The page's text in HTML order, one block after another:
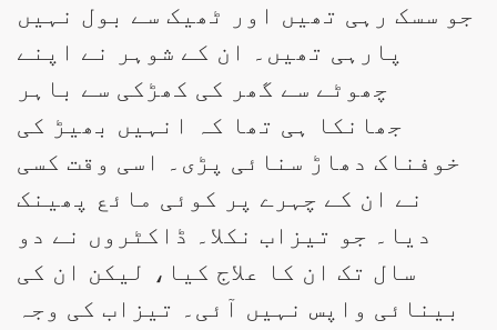
جو سسک رہی تھیں اور ٹھیک سے بول نہیں
پارہی تھیں۔ ان کے شوہر نے اپنے
چھوٹے سے گھر کی کھڑکی سے باہر
جھانکا ہی تھا کہ انہیں بھیڑ کی
خوفناک دھاڑ سنائی پڑی۔ اسی وقت کسی
نے ان کے چہرے پر کوئی مائع پھینک
دیا۔ جو تیزاب نکلا۔ ڈاکٹروں نے دو
سال تک ان کا علاج کیا، لیکن ان کی
بینائی واپس نہیں آئی۔ تیزاب کی وجہ